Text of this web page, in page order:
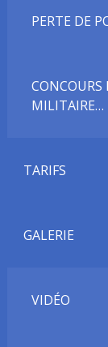
PERTE DE
CONCOURS
MILITAIRE…
TARIFS
GALERIE
VIDÉO